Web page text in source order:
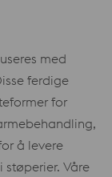
med
ferdige
for
å levere
støperier. Våre